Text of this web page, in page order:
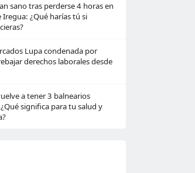
sano tras perderse 4 horas en
Iregua: ¿Qué harías tú si
Lupa condenada por
derechos laborales desde
a tener 3 balnearios
significa para tu salud y